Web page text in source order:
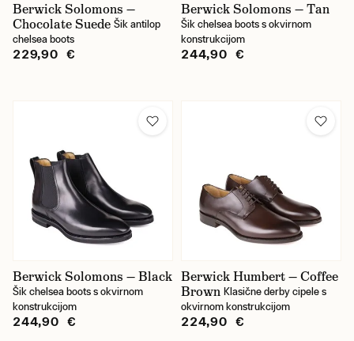
43,5
44
46,5
46/47
47
Vrsta cipela
Berwick Solomons —
Chocolate Suede Šik antilop
chelsea boots
229,90 €
Berwick Solomons — Tan
Šik chelsea boots s okvirnom
konstrukcijom
244,90 €
Berwick Solomons — Black
Šik chelsea boots s okvirnom
konstrukcijom
244,90 €
Berwick Humbert — Coffee
Brown Klasične derby cipele s
okvirnom konstrukcijom
224,90 €